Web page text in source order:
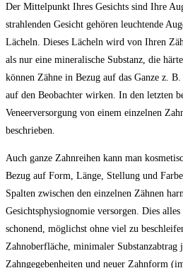
Der Mittelpunkt Ihres Gesichts sind Ihre
strahlenden Gesicht gehören leuchtende
Lächeln. Dieses Lächeln wird von Ihren
als nur eine mineralische Substanz, die
können Zähne in Bezug auf das Ganze z.
auf den Beobachter wirken. In den letzten
Veneerversorgung von einem einzelnen
beschrieben.
Auch ganze Zahnreihen kann man
Bezug auf Form, Länge, Stellung und
Spalten zwischen den einzelnen Zähnen
Gesichtsphysiognomie versorgen. Dies alles
schonend, möglichst ohne viel zu
Zahnoberfläche, minimaler Substanzabtrag
Zahngegebenheiten und neuer Zahnform